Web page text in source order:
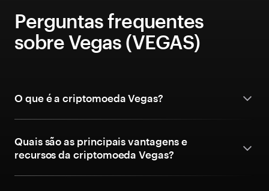
Perguntas frequentes
sobre Vegas (VEGAS)
O que é a criptomoeda Vegas?
Quais são as principais vantagens e
recursos da criptomoeda Vegas?